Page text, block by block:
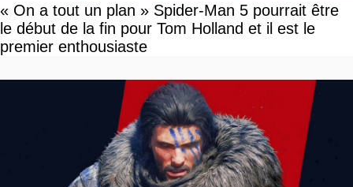
« On a tout un plan » Spider-Man 5 pourrait être
le début de la fin pour Tom Holland et il est le
premier enthousiaste